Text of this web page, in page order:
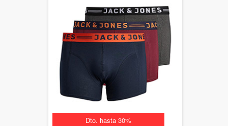
Dto. hasta 30%